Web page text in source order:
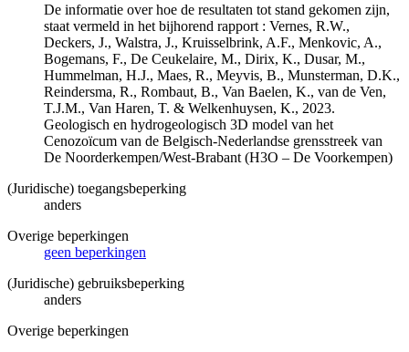
De informatie over hoe de resultaten tot stand gekomen zijn,
staat vermeld in het bijhorend rapport : Vernes, R.W.,
Deckers, J., Walstra, J., Kruisselbrink, A.F., Menkovic, A.,
Bogemans, F., De Ceukelaire, M., Dirix, K., Dusar, M.,
Hummelman, H.J., Maes, R., Meyvis, B., Munsterman, D.K.,
Reindersma, R., Rombaut, B., Van Baelen, K., van de Ven,
T.J.M., Van Haren, T. & Welkenhuysen, K., 2023.
Geologisch en hydrogeologisch 3D model van het
Cenozoïcum van de Belgisch-Nederlandse grensstreek van
De Noorderkempen/West-Brabant (H3O – De Voorkempen)
(Juridische) toegangsbeperking
anders
Overige beperkingen
geen beperkingen
(Juridische) gebruiksbeperking
anders
Overige beperkingen